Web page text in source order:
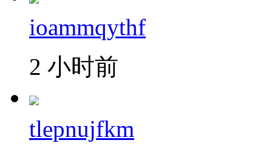
ioammqythf
2 小时前
tlepnujfkm